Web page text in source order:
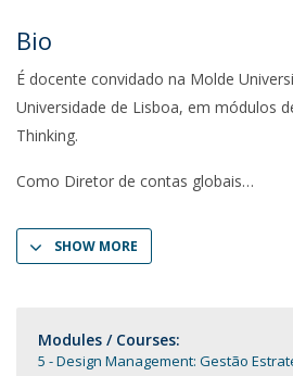
Bio
É docente convidado na Molde
Universidade de Lisboa, em módulos
Thinking.
Como Diretor de contas globais
SHOW MORE
Modules / Courses:
5 - Design Management: Gestão